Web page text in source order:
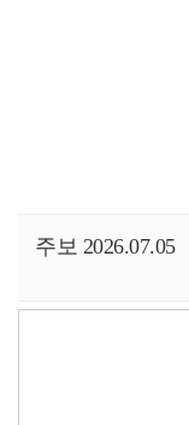
주보 2026.07.05